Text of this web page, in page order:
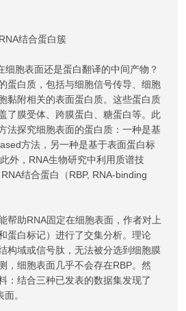
结合蛋白簇
细胞表面还是蛋白翻译的中间产物？
蛋白质，包括与细胞信号传导、细胞
黏附相关的表面蛋白质。这些蛋白质
了膜受体、跨膜蛋白、糖蛋白等。此
法探究细胞表面的蛋白质：一种是基
方法，另一种是基于表面蛋白标
外，RNA生物研究中利用质谱技
结合蛋白（RBP, RNA-binding
帮助RNA固定在细胞表面，作者对上
蛋白标记）进行了交集分析。理论
构域或信号肽，无法被分选到细胞膜
，细胞表面几乎不会存在RBP。然
：结合三种已发表的数据集发现了
。